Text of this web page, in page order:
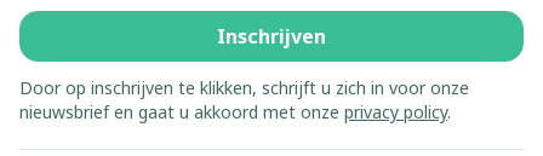
Inschrijven
Door op inschrijven te klikken, schrijft u zich in voor onze
nieuwsbrief en gaat u akkoord met onze privacy policy.